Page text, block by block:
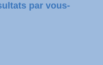
par vous-